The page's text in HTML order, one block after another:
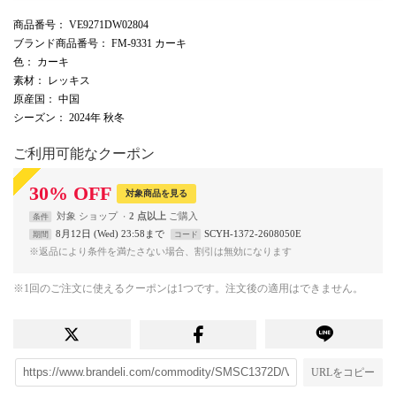
商品番号 ： VE9271DW02804
ブランド商品番号 ： FM-9331 カーキ
色 ： カーキ
素材 ： レッキス
原産国 ： 中国
シーズン ： 2024年 秋冬
ご利用可能なクーポン
30% OFF 対象商品を見る
条件 対象 ショップ 2 点以上
期間 8月12日 (Wed) 23:58まで コード
SCYH-1372-2608050E
※返品により条件を満たさない場合、割引は無効になります
※1回のご注文に使えるクーポンは1つです。注文後の適用はできません。
URLをコピー